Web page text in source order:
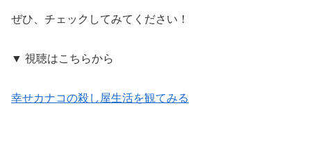
ぜひ、チェックしてみてください！
▼ 視聴はこちらから
幸せカナコの殺し屋生活を観てみる